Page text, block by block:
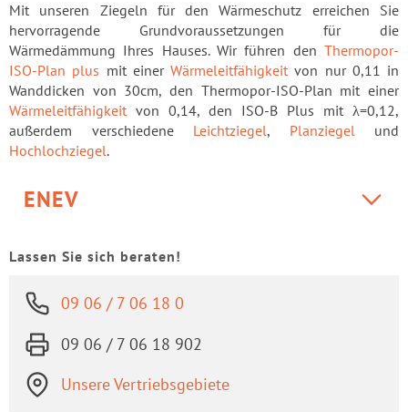
Mit unseren Ziegeln für den Wärmeschutz erreichen Sie
hervorragende Grundvoraussetzungen für die
Wärmedämmung Ihres Hauses. Wir führen den Thermopor-
ISO-Plan plus mit einer Wärmeleitfähigkeit von nur 0,11 in
Wanddicken von 30cm, den Thermopor-ISO-Plan mit einer
Wärmeleitfähigkeit von 0,14, den ISO-B Plus mit λ=0,12,
außerdem verschiedene Leichtziegel, Planziegelund
Hochlochziegel.
ENEV
Lassen Sie sich beraten!
09 06 / 7 06 18 0
09 06 / 7 06 18 902
Unsere Vertriebsgebiete